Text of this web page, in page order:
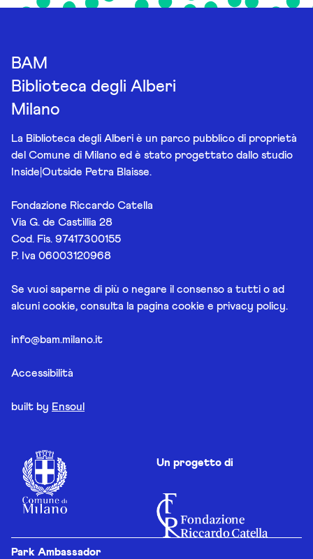
BAM
Biblioteca degli Alberi
Milano
La Biblioteca degli Alberi è un parco pubblico di proprietà
del Comune di Milano ed è stato progettato dallo studio
Inside|Outside Petra Blaisse.
Fondazione Riccardo Catella
Via G. de Castillia 28
Cod. Fis. 97417300155
P. Iva 06003120968
Se vuoi saperne di più o negare il consenso a tutti o ad
alcuni cookie, consulta la pagina cookie e privacy policy.
info@bam.milano.it
Accessibilità
built by Ensoul
Un progetto di
Park Ambassador